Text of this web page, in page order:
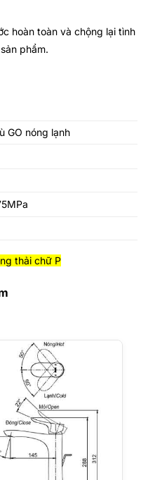
hoàn toàn và chộng lại tình
phẩm.
GO nóng lạnh
thải chữ P